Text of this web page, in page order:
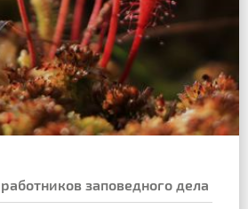
заповедного дела